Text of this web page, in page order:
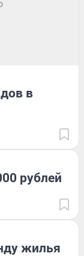
в
рублей
жилья